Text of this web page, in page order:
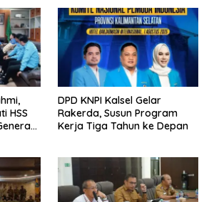
HSS
DPD KNPI Kalsel Gelar
Rakerda, Susun Program
Kerja Tiga Tahun ke Depan